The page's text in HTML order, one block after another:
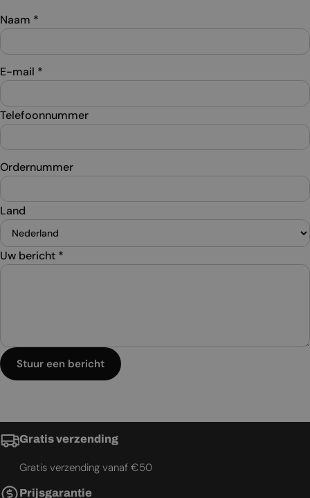
Naam *
E-mail *
Telefoonnummer
Ordernummer
Land
Uw bericht *
Stuur een bericht
Gratis verzending
Gratis verzending vanaf €50
Prijsgarantie